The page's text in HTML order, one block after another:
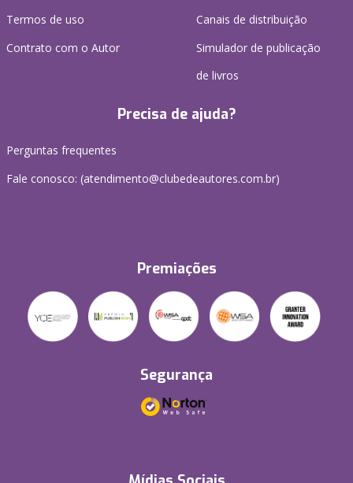
Termos de uso
Contrato com o Autor
Canais de distribuição
Simulador de publicação
de livros
Precisa de ajuda?
Perguntas frequentes
Fale conosco: (atendimento@clubedeautores.com.br)
Premiações
Segurança